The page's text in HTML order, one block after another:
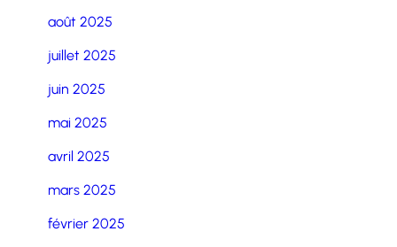
août 2025
juillet 2025
juin 2025
mai 2025
avril 2025
mars 2025
février 2025